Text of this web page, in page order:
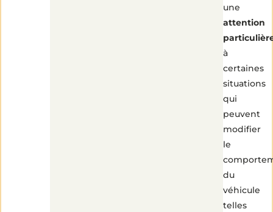
une
attention
à
certaines
situations
qui
peuvent
modifier
le
du
véhicule
telles